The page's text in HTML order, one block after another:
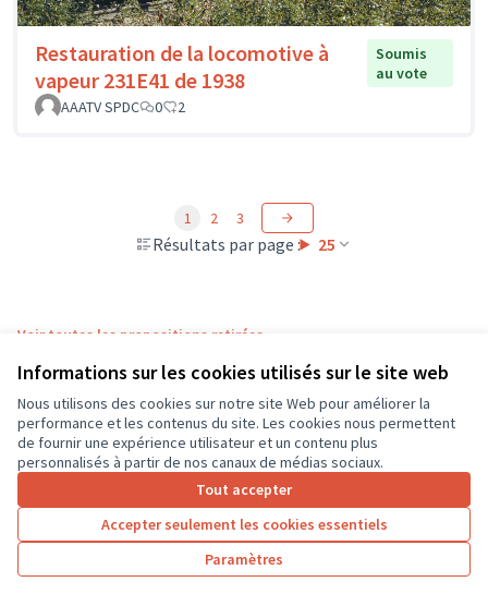
Informations sur les cookies utilisés sur le site web
Nous utilisons des cookies sur notre site Web pour améliorer la
performance et les contenus du site. Les cookies nous permettent
de fournir une expérience utilisateur et un contenu plus
personnalisés à partir de nos canaux de médias sociaux.
Tout accepter
Accepter seulement les cookies essentiels
Paramètres
Restauration de la locomotive à
vapeur 231E41 de 1938
Soumis
au vote
AAATV SPDC
0 2
Résultats par page : 25
1 2 3
Voir toutes les propositions retirées
Conditions d'utilisation
Paramètres des cookies
CD37 sur X
(Lien externe)
CD37 sur Facebook
CD37 sur Instagram
CD37 sur YouTube
(Lien externe)
Site réalisé grâce aulogiciel libre Decidim .
Licence
(Lien